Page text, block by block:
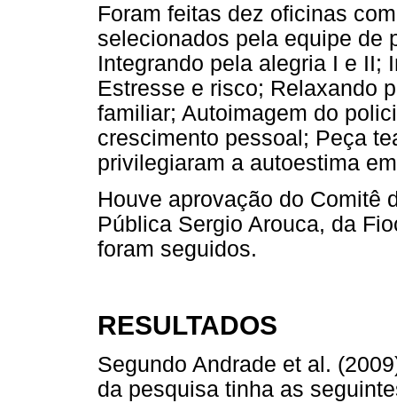
Foram feitas dez oficinas
selecionados pela equipe de
Integrando pela alegria I e II;
Estresse e risco; Relaxando
familiar; Autoimagem do
crescimento pessoal; Peça
privilegiaram a autoestima
Houve aprovação do Comitê
Pública Sergio Arouca, da
foram seguidos.
RESULTADOS
Segundo Andrade et al.
da pesquisa tinha as